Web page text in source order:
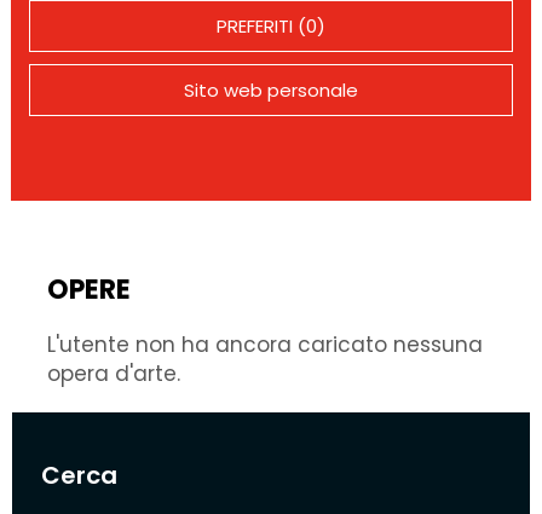
Cerca
PREFERITI (0)
Sito web personale
OPERE
L'utente non ha ancora caricato nessuna
opera d'arte.